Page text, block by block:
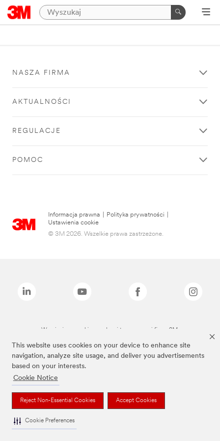
This website uses cookies on your device to enhance site
navigation, analyze site usage, and deliver you advertisements
based on your interests.
Cookie Notice
Reject Non-Essential Cookies Accept Cookies
Cookie Preferences
NASZA FIRMA
AKTUALNOŚCI
REGULACJE
POMOC
Informacja prawna Polityka prywatności
Ustawienia cookie
© 3M 2026. Wszelkie prawa zastrzeżone.
Wymienione marki są znakami towarowymi firmy 3M.